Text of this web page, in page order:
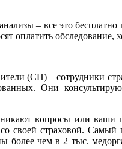
– все это
оплатить
(СП) – сотрудники
Они
вопросы или ваши
своей страховой.
чем в 2 тыс.